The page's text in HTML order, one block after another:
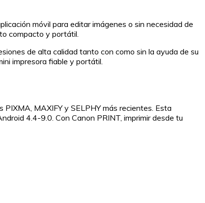
móvil para editar imágenes o sin necesidad de
compacto y portátil.
de alta calidad tanto con como sin la ayuda de su
impresora fiable y portátil.
MAXIFY y SELPHY más recientes. Esta
4.4-9.0. Con Canon PRINT, imprimir desde tu